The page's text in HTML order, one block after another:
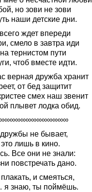
но зови не зови
наши детские дни.
ждет впереди
смело в завтра иди
тернистом пути
чтоб вместе идти.
верная дружба хранит
от бед защитит
смех наш звенит
плывет лодка обид.
не бывает,
это лишь в кино.
Все они не знали:
повстречать дано.
и смеяться,
я знаю, ты поймёшь.